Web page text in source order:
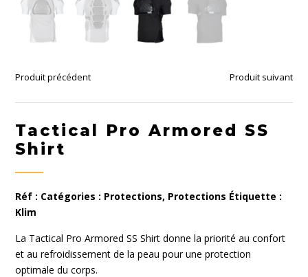
Produit précédent Produit suivant
Tactical Pro Armored SS
Shirt
Réf : Catégories : Protections, Protections Étiquette :
Klim
La Tactical Pro Armored SS Shirt donne la priorité au confort
et au refroidissement de la peau pour une protection
optimale du corps.